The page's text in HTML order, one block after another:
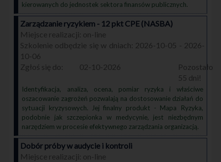
kierowanych do jednostek sektora finansów publicznych.
Zarządzanie ryzykiem - 12 pkt CPE (NASBA)
on-line
2026-10-05 - 2026-
10-06
02-10-2026
55
Identyfikacja, analiza, ocena, pomiar ryzyka i właściwe
oszacowanie zagrożeń pozwalają na dostosowanie działań do
sytuacji kryzysowych. Jej finalny produkt - Mapa Ryzyka,
podobnie jak szczepionka w medycynie, jest niezbędnym
narzędziem w procesie efektywnego zarządzania organizacją.
Dobór próby w audycie i kontroli
on-line